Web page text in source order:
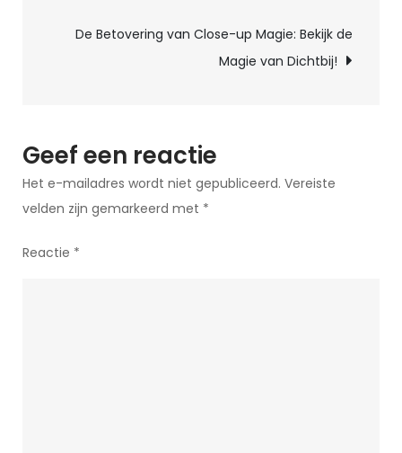
De Betovering van Close-up Magie: Bekijk de
Magie van Dichtbij!
Geef een reactie
Het e-mailadres wordt niet gepubliceerd. Vereiste
velden zijn gemarkeerd met *
Reactie *